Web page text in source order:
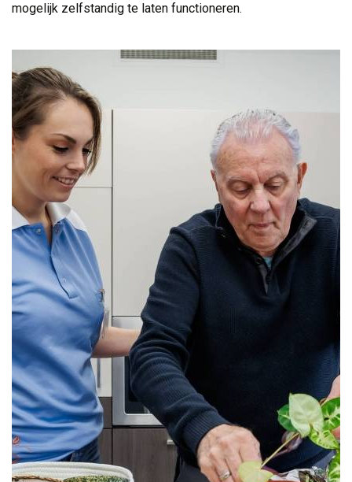
mogelijk zelfstandig te laten functioneren.